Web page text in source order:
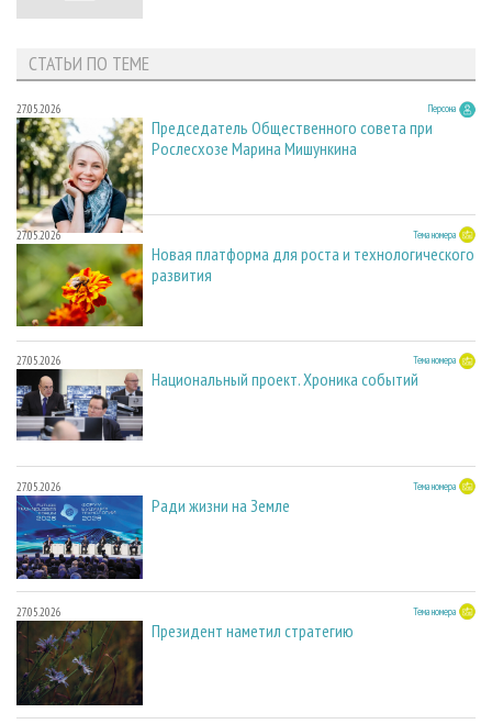
СТАТЬИ ПО ТЕМЕ
27.05.2026 Персона
Председатель Общественного совета при
Рослесхозе Марина Мишункина
27.05.2026 Тема номера
Новая платформа для роста и технологического
развития
27.05.2026 Тема номера
Национальный проект. Хроника событий
27.05.2026 Тема номера
Ради жизни на Земле
27.05.2026 Тема номера
Президент наметил стратегию